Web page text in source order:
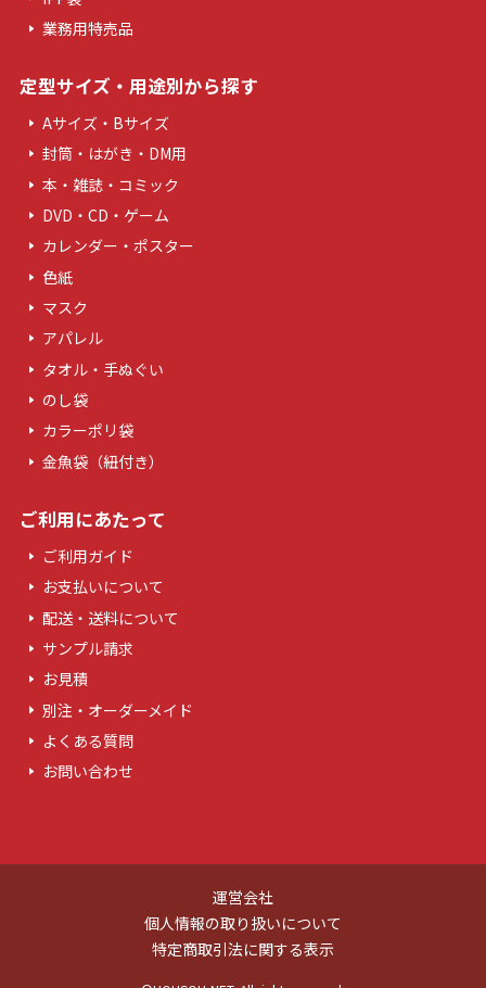
業務用特売品
定型サイズ・用途別から探す
Aサイズ・Bサイズ
封筒・はがき・DM用
本・雑誌・コミック
DVD・CD・ゲーム
カレンダー・ポスター
色紙
マスク
アパレル
タオル・手ぬぐい
のし袋
カラーポリ袋
金魚袋（紐付き）
ご利用にあたって
ご利用ガイド
お支払いについて
配送・送料について
サンプル請求
お見積
別注・オーダーメイド
よくある質問
お問い合わせ
運営会社
個人情報の取り扱いについて
特定商取引法に関する表示